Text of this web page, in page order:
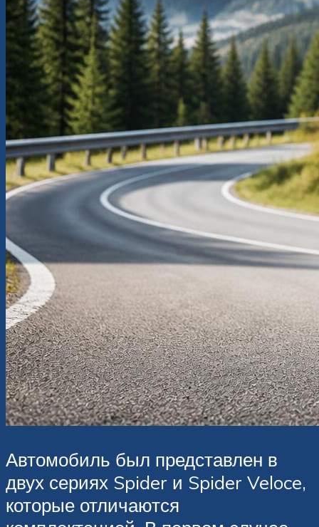
Автомобиль был представлен в
двух сериях Spider и Spider Veloce,
которые отличаются